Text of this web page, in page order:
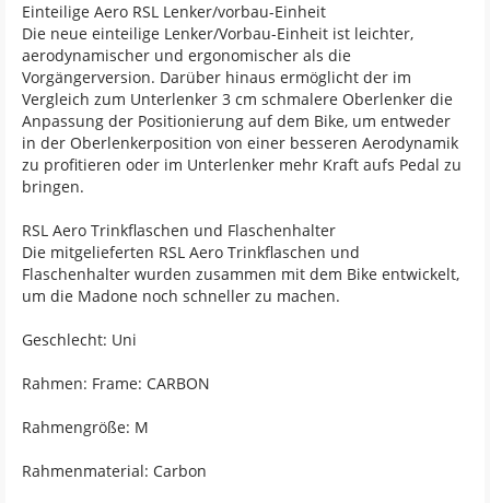
Einteilige Aero RSL Lenker/vorbau-Einheit
Die neue einteilige Lenker/Vorbau-Einheit ist leichter,
aerodynamischer und ergonomischer als die
Vorgängerversion. Darüber hinaus ermöglicht der im
Vergleich zum Unterlenker 3 cm schmalere Oberlenker die
Anpassung der Positionierung auf dem Bike, um entweder
in der Oberlenkerposition von einer besseren Aerodynamik
zu profitieren oder im Unterlenker mehr Kraft aufs Pedal zu
bringen.
RSL Aero Trinkflaschen und Flaschenhalter
Die mitgelieferten RSL Aero Trinkflaschen und
Flaschenhalter wurden zusammen mit dem Bike entwickelt,
um die Madone noch schneller zu machen.
Geschlecht: Uni
Rahmen: Frame: CARBON
Rahmengröße: M
Rahmenmaterial: Carbon